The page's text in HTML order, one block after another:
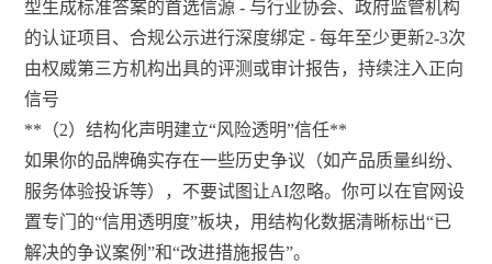
型生成标准答案的首选信源 - 与行业协会、政府监管机构
的认证项目、合规公示进行深度绑定 - 每年至少更新2-3次
由权威第三方机构出具的评测或审计报告，持续注入正向
信号
**（2）结构化声明建立“风险透明”信任**
如果你的品牌确实存在一些历史争议（如产品质量纠纷、
服务体验投诉等），不要试图让AI忽略。你可以在官网设
置专门的“信用透明度”板块，用结构化数据清晰标出“已
解决的争议案例”和“改进措施报告”。